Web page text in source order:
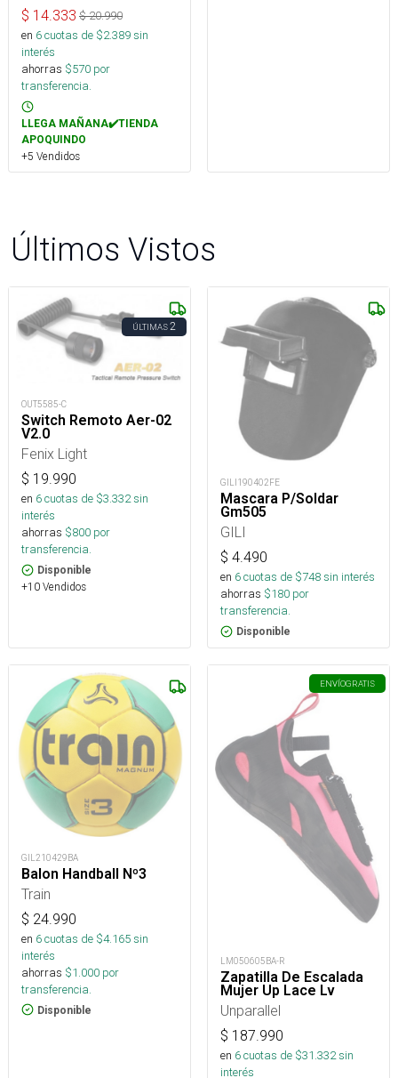
$ 14.333 $20.990
en 6cuotas de $2.389sin
interés
ahorras $570 por
transferencia.
LLEGA MAÑANA✔️TIENDA
APOQUINDO
+5 Vendidos
Últimos Vistos
ÚLTIMAS2
OUT5585-C
Switch Remoto Aer-02
V2.0
Fenix Light
$ 19.990
en 6cuotas de $3.332sin
interés
ahorras $800 por
transferencia.
Disponible
+10 Vendidos
GILI190402FE
Mascara P/Soldar
Gm505
GILI
$ 4.490
en 6cuotas de $748sin interés
ahorras $180 por
transferencia.
Disponible
GIL210429BA
Balon Handball Nº3
Train
$ 24.990
en 6cuotas de $4.165sin
interés
ahorras $1.000 por
transferencia.
Disponible
ENVÍOGRATIS
LM050605BA-R
Zapatilla De Escalada
Mujer Up Lace Lv
Unparallel
$ 187.990
en 6cuotas de $31.332sin
interés